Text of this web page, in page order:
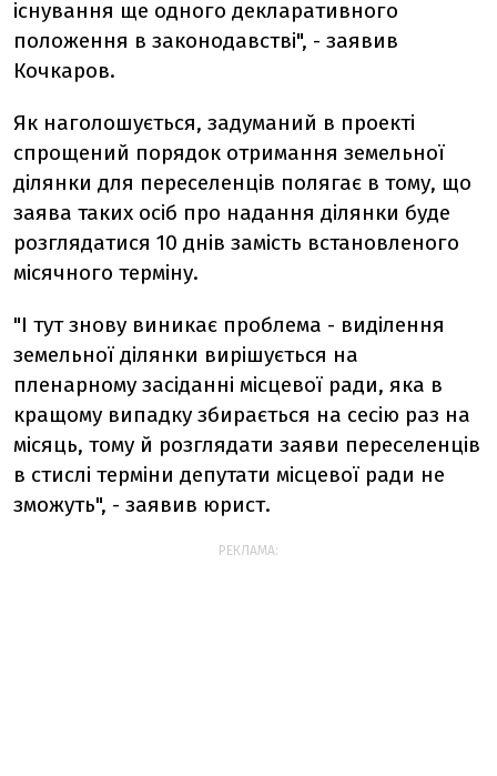
існування ще одного декларативного
положення в законодавстві", - заявив
Кочкаров.
Як наголошується, задуманий в проекті
спрощений порядок отримання земельної
ділянки для переселенців полягає в тому, що
заява таких осіб про надання ділянки буде
розглядатися 10 днів замість встановленого
місячного терміну.
"І тут знову виникає проблема - виділення
земельної ділянки вирішується на
пленарному засіданні місцевої ради, яка в
кращому випадку збирається на сесію раз на
місяць, тому й розглядати заяви переселенців
в стислі терміни депутати місцевої ради не
зможуть", - заявив юрист.
РЕКЛАМА: